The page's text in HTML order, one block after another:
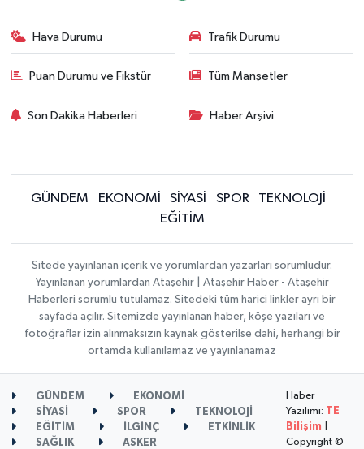
Hava Durumu Trafik Durumu
Puan Durumu ve Fikstür Tüm Manşetler
Son Dakika Haberleri Haber Arşivi
GÜNDEM EKONOMİ SİYASİ SPOR
TEKNOLOJİ
EĞİTİM
Sitede yayınlanan içerik ve yorumlardan yazarları sorumludur.
Yayınlanan yorumlardan Ataşehir | Ataşehir Haber - Ataşehir
Haberleri sorumlu tutulamaz. Sitedeki tüm harici linkler ayrı bir
sayfada açılır. Sitemizde yayınlanan haber, köşe yazıları ve
fotoğraflar izin alınmaksızın kaynak gösterilse dahi, herhangi bir
ortamda kullanılamaz ve yayınlanamaz
GÜNDEM
EKONOMİ
SİYASİ
SPOR
TEKNOLOJİ
EĞİTİM
İLGİNÇ
ETKİNLİK
SAĞLIK
ASKER
Haber
Yazılımı: TE
Bilişim
Copyright ©